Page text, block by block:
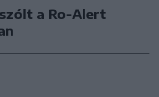
a Ro-Alert